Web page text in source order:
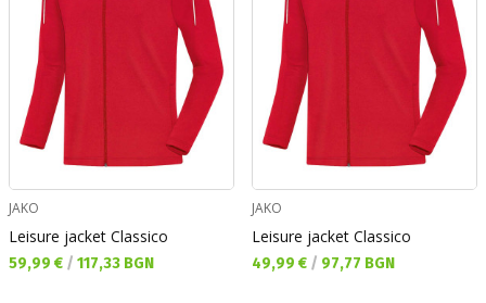
JAKO
Leisure jacket Classico
Текуща цена:
59,99 € / 117,33 BGN
JAKO
Leisure jacket Classico
Текуща цена:
49,99 € / 97,77 BGN